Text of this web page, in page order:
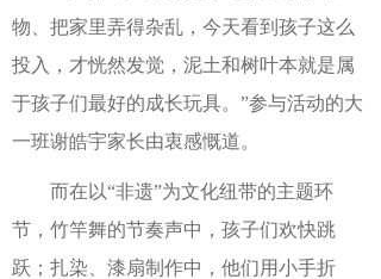
物、把家里弄得杂乱，今天看到孩子这么
投入，才恍然发觉，泥土和树叶本就是属
于孩子们最好的成长玩具。”参与活动的大
一班谢皓宇家长由衷感慨道。
而在以“非遗”为文化纽带的主题环
节，竹竿舞的节奏声中，孩子们欢快跳
跃；扎染、漆扇制作中，他们用小手折